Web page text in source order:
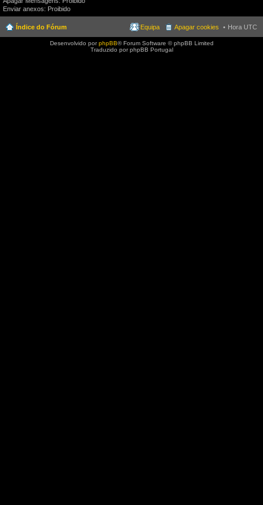
Enviar anexos: Proibido
Índice do Fórum Hora UTC
Apagar cookies
Equipa
Desenvolvido porphpBB® Forum Software © phpBB Limited
Traduzido por phpBB Portugal